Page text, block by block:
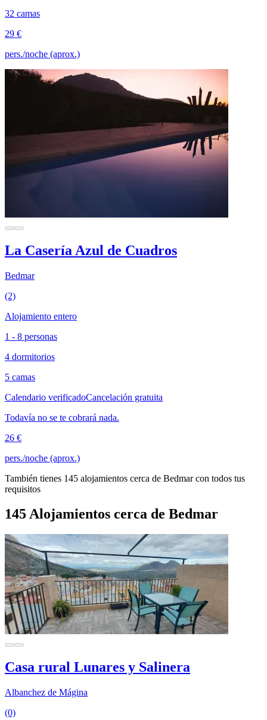
32 camas
29 €
pers./noche (aprox.)
La Casería Azul de Cuadros
Bedmar
(2)
Alojamiento entero
1 - 8 personas
4 dormitorios
5 camas
Calendario verificadoCancelación gratuita
Todavía no se te cobrará nada.
26 €
pers./noche (aprox.)
También tienes 145 alojamientos cerca de Bedmar con todos tus
requisitos
145 Alojamientos cerca de Bedmar
Casa rural Lunares y Salinera
Albanchez de Mágina
(0)